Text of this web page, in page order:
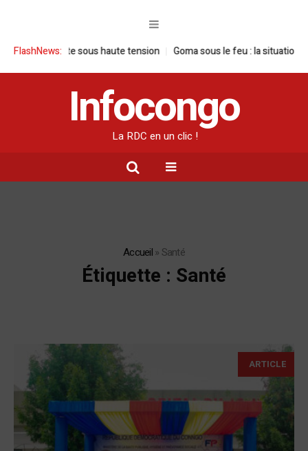
FlashNews:
sous haute tension Goma sous le feu : la situation humanitaire se
Infocongo
La RDC en un clic !
Accueil»Santé
Étiquette : Santé
ARTICLE